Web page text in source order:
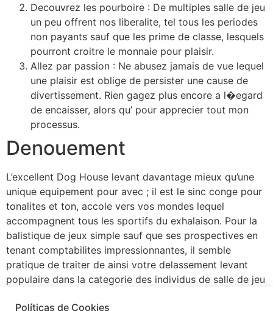
Decouvrez les pourboire : De multiples salle de jeu
un peu offrent nos liberalite, tel tous les periodes
non payants sauf que les prime de classe, lesquels
pourront croitre le monnaie pour plaisir.
Allez par passion : Ne abusez jamais de vue lequel
une plaisir est oblige de persister une cause de
divertissement. Rien gagez plus encore a l�egard
de encaisser, alors qu’ pour apprecier tout mon
processus.
Denouement
L’excellent Dog House levant davantage mieux qu’une
unique equipement pour avec ; il est le sinc conge pour
tonalites et ton, accole vers vos mondes lequel
accompagnent tous les sportifs du exhalaison. Pour la
balistique de jeux simple sauf que ses prospectives en
tenant comptabilites impressionnantes, il semble
pratique de traiter de ainsi votre delassement levant
populaire dans la categorie des individus de salle de jeu
Políticas de Cookies